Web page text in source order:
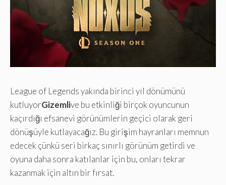
League of Legends yakında birinci yıl dönümünü
kutluyorGizemlive bu etkinliği birçok oyuncunun
kaçırdığı efsanevi görünümlerin geçici olarak geri
dönüşüyle ​​kutlayacağız. Bu girişim hayranları memnun
edecek çünkü seri birkaç sınırlı görünüm getirdi ve
oyuna daha sonra katılanlar için bu, onları tekrar
kazanmak için altın bir fırsat.